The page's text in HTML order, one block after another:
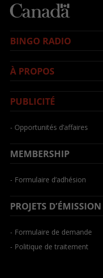
BINGO RADIO
À PROPOS
PUBLICITÉ
- Opportunités d’affaires
MEMBERSHIP
- Formulaire d’adhésion
PROJETS D’ÉMISSION
- Formulaire de demande
- Politique de traitement